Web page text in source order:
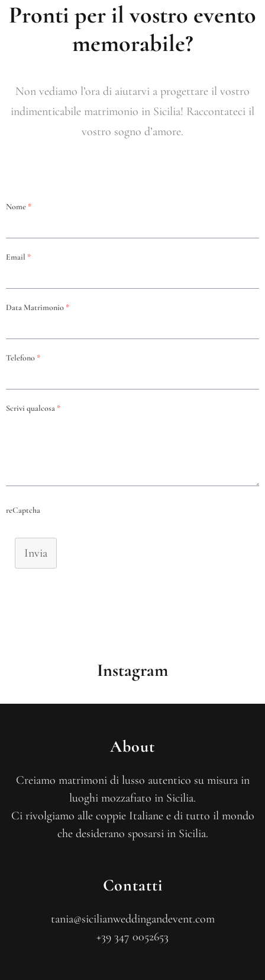
Pronti per il vostro evento
memorabile?
Non vediamo l’ora di aiutarvi a progettare il vostro
indimenticabile matrimonio in Sicilia! Raccontateci il
vostro sogno d’amore.
Nome *
Email *
Data Matrimonio *
Telefono *
Scrivi qualcosa *
reCaptcha
Invia
Instagram
About
Creiamo matrimoni di lusso autentico su misura in
luoghi mozzafiato in Sicilia.
Ci rivolgiamo alle coppie Italiane e di tutto il mondo
che desiderano sposarsi in Sicilia.
Contatti
tania@sicilianweddingandevent.com
+39 347 0052653